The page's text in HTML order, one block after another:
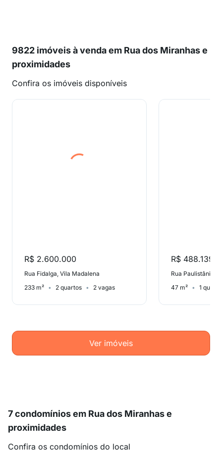
9822 imóveis à venda em Rua dos Miranhas e
proximidades
Confira os imóveis disponíveis
R$ 2.600.000
Rua Fidalga, Vila Madalena
233 m²
2 quartos 2 vagas
R$ 488.139
Rua Paulistânia,
47 m²
1 quarto
Ver imóveis
7 condomínios em Rua dos Miranhas e
proximidades
Confira os condomínios do local